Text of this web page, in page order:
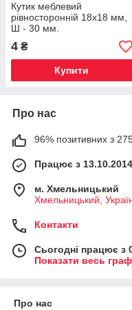
Кутик меблевий
рівносторонній 18x18 мм,
Ш - 30 мм.
4 ₴
Купити
Про нас
96% позитивних з 275
Працює з 13.10.2014
м. Хмельницький
Хмельницький,
Контакти
Сьогодні працює з
Показати весь
Про нас